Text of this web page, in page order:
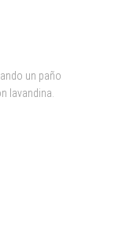
un paño
lavandina.